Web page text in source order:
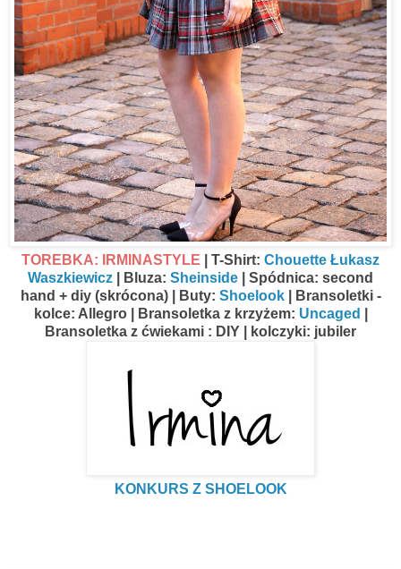
TOREBKA: IRMINASTYLE | T-Shirt: Chouette Łukasz
Waszkiewicz | Bluza: Sheinside | Spódnica: second
hand + diy (skrócona) | Buty: Shoelook| Bransoletki -
kolce: Allegro | Bransoletka z krzyżem: Uncaged
Bransoletka z ćwiekami : DIY | kolczyki: jubiler
KONKURS Z SHOELOOK